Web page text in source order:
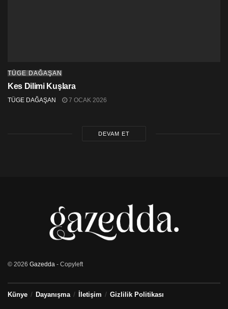
TÜGE DAĞAŞAN
Kes Dilimi Kuşlara
TÜGE DAĞAŞAN 7 OCAK 2026
DEVAM ET
© 2026 Gazedda - Copyleft
Künye Dayanışma İletişim Gizlilik Politikası